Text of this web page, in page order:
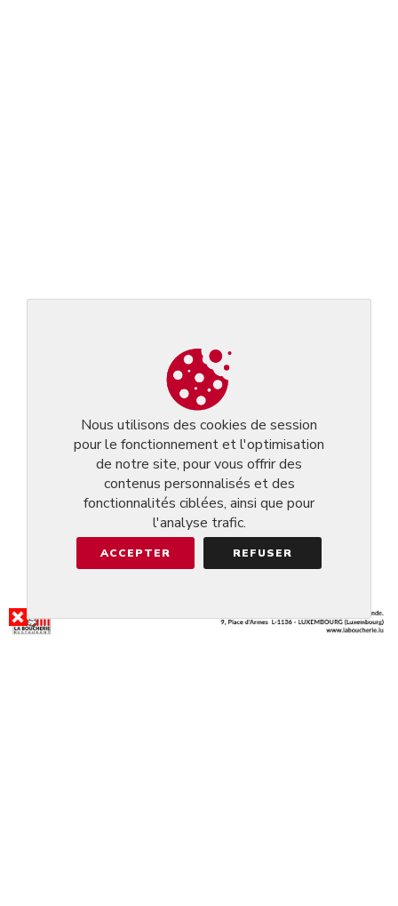
Nous utilisons des cookies de session
pour le fonctionnement et l'optimisation
de notre site, pour vous offrir des
contenus personnalisés et des
fonctionnalités ciblées, ainsi que pour
l'analyse trafic.
ACCEPTER REFUSER